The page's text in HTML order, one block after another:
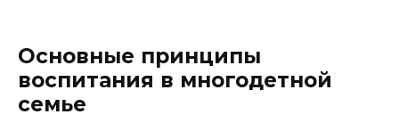
Основные принципы
воспитания в многодетной
семье